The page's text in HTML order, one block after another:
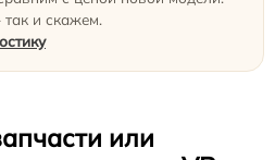
и скажем.
или